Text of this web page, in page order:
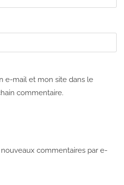
e-mail et mon site dans le
commentaire.
commentaires par e-